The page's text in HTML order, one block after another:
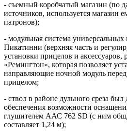
- съемный коробчатый магазин (по
источников, используется магазин
патронов);
- модульная система
Пикатинни (верхняя часть и
установки прицелов и аксессуаров,
«Ремингтон», которая позволяет
направляющие ночной модуль
прицелом;
- ствол в районе дульного среза был
обеспечения возможности
глушителем ААС 762 SD (с ним
составляет 1,24 м);